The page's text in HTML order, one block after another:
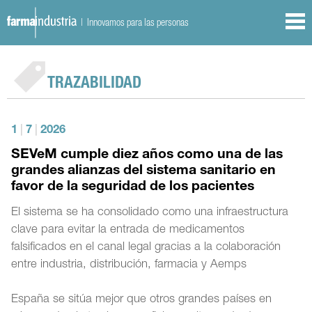
| Innovamos para las personas
TRAZABILIDAD
1 7 2026
SEVeM cumple diez años como una de las
grandes alianzas del sistema sanitario en
favor de la seguridad de los pacientes
El sistema se ha consolidado como una infraestructura
clave para evitar la entrada de medicamentos
falsificados en el canal legal gracias a la colaboración
entre industria, distribución, farmacia y Aemps
España se sitúa mejor que otros grandes países en